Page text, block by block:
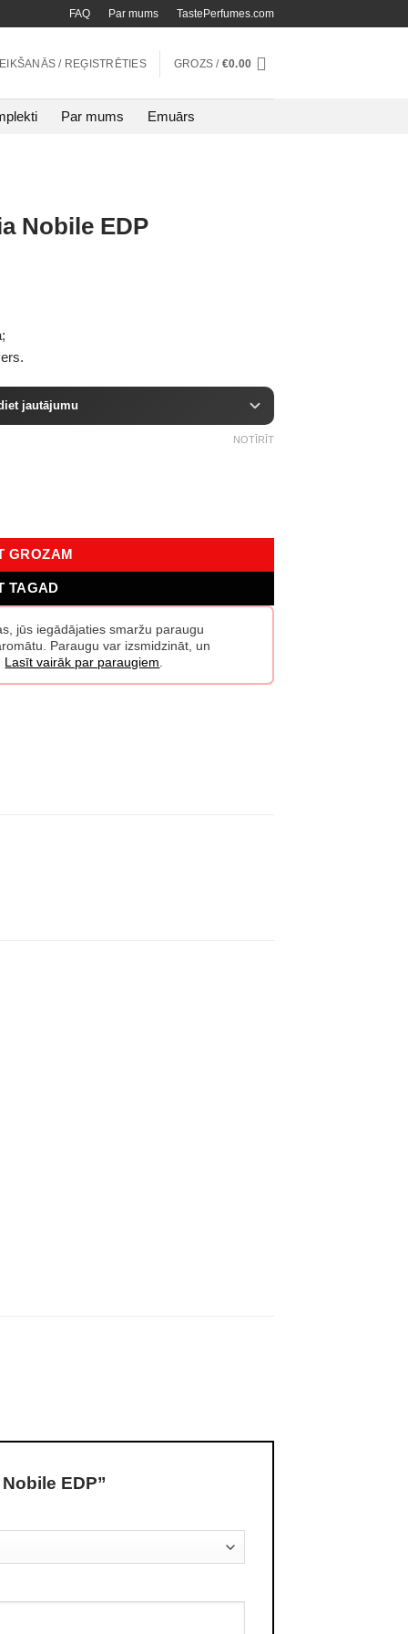
FAQ Par mums TastePerfumes.com
/ REĢISTRĒTIES GROZS / €0.00
Par mums Emuārs
Nobile EDP
jautājumu
NOTĪRĪT
GROZAM
TAGAD
jūs iegādājaties smaržu paraugu
Paraugu var izsmidzināt, un
Lasīt vairāk par paraugiem
EDP”